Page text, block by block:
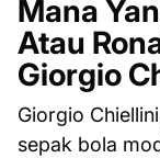
Mana
Atau
Giorgio
Giorgio
sepak bola